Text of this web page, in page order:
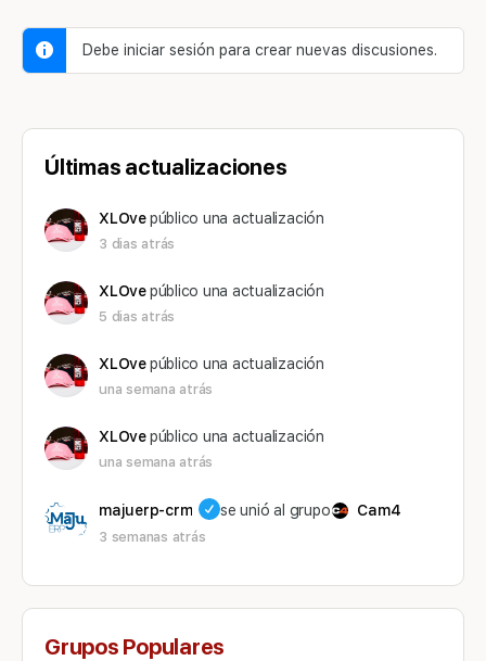
Debe iniciar sesión para crear nuevas discusiones.
Últimas actualizaciones
XLOvepúblico una actualización
3 dias atrás
XLOvepúblico una actualización
5 dias atrás
XLOvepúblico una actualización
una semana atrás
XLOvepúblico una actualización
una semana atrás
majuerp-crm se unió al grupo Cam4
3 semanas atrás
Grupos Populares